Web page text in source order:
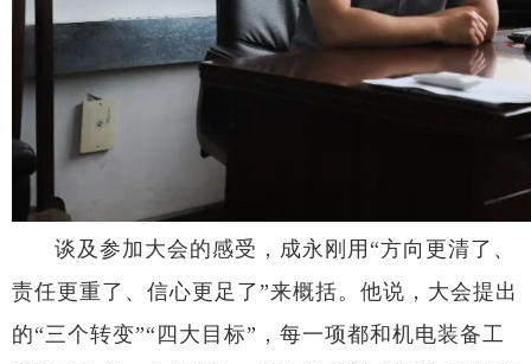
谈及参加大会的感受，成永刚用“方向更清了、
责任更重了、信心更足了”来概括。他说，大会提出
的“三个转变”“四大目标”，每一项都和机电装备工